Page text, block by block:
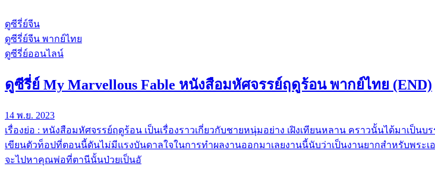
ดูซีรี่ย์จีน
ดูซีรี่ย์จีน พากย์ไทย
ดูซีรี่ย์ออนไลน์
ดูซีรี่ย์ My Marvellous Fable หนังสือมหัศจรรย์ฤดูร้อน พากย์ไทย (END)
14 พ.ย. 2023
เรื่องย่อ : หนังสือมหัศจรรย์ฤดูร้อน เป็นเรื่องราวเกี่ยวกับชายหนุ่มอย่าง เฝิงเทียนหลาน คราวนั้นได้มาเ
เขียนตัวท็อปที่ตอนนี้ดันไม่มีแรงบันดาลใจในการทำผลงานออกมาเลยงานนี้นับว่าเป็นงานยากสำหรับพระ
จะไปหาคุณพ่อที่ตานีนั้นป่วยเป็นอั